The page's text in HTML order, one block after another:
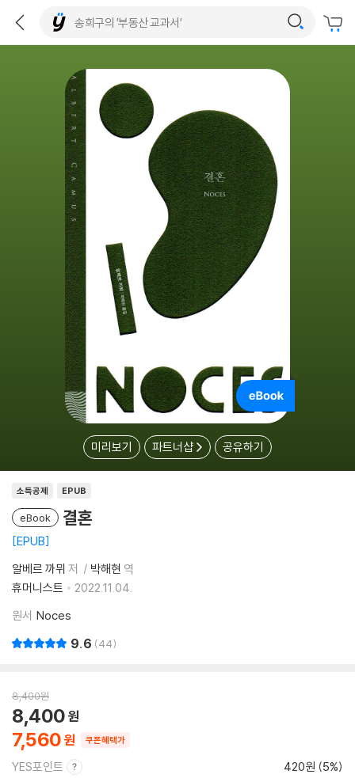
미리보기 파트너샵 공유하기
소득공제 EPUB
eBook 결혼
EPUB
알베르 까뮈 저 박해현 역
휴머니스트
2022.11.04.
원서 Noces
9.6 44
8,400원
7,560
8,400
쿠폰혜택가
YES포인트 420원 (5%)